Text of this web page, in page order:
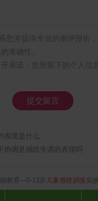
您并提供专业的测评报告
准确性。
承诺：您所留下的个人信
表现是什么
协调是感统失调的表现吗
教育—0-13岁 儿童感统训练 实